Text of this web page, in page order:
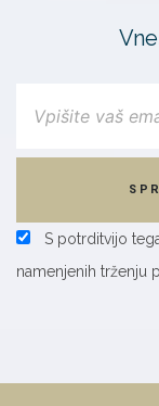
S potrditvijo
namenjenih trženju